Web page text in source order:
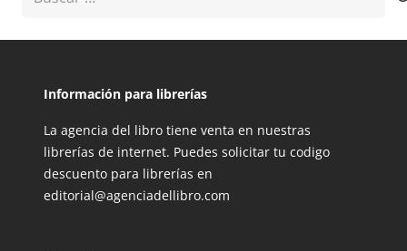
Información para librerías
La agencia del libro tiene venta en nuestras
librerías de internet. Puedes solicitar tu codigo
descuento para librerías en
editorial@agenciadellibro.com